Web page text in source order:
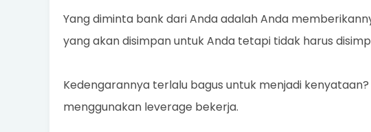
Yang diminta bank dari Anda adalah Anda
yang akan disimpan untuk Anda tetapi tidak harus
Kedengarannya terlalu bagus untuk menjadi
menggunakan leverage bekerja.